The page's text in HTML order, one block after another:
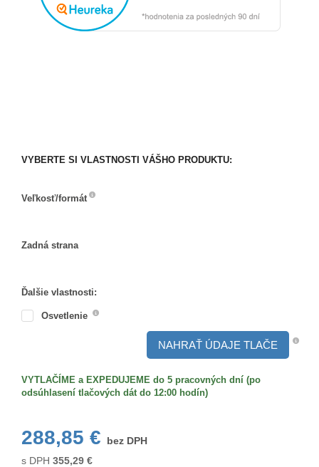
VYBERTE SI VLASTNOSTI VÁŠHO PRODUKTU:
Veľkosť/formát
Zadná strana
strana
Ďalšie vlastnosti:
Osvetlenie
NAHRAŤ ÚDAJE TLAČE
VYTLAČÍME a EXPEDUJEME do 5 pracovných dní (po
odsúhlasení tlačových dát do 12:00 hodín)
288,85 €
bez DPH
s DPH 355,29 €